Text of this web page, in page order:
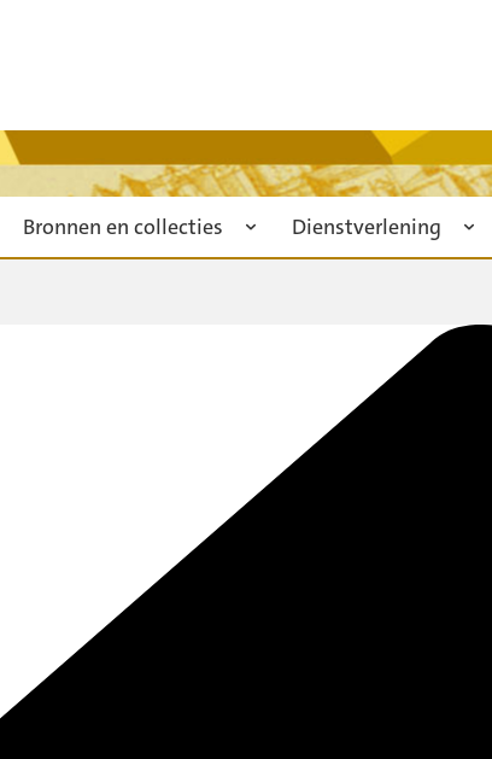
Bronnen en collecties Dienstverlening